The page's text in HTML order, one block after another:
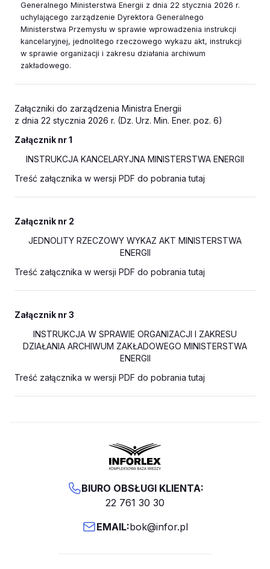
Generalnego Ministerstwa Energii z dnia 22 stycznia 2026 r.
uchylającego zarządzenie Dyrektora Generalnego
Ministerstwa Przemysłu w sprawie wprowadzenia instrukcji
kancelaryjnej, jednolitego rzeczowego wykazu akt, instrukcji
w sprawie organizacji i zakresu działania archiwum
zakładowego.
Załączniki do zarządzenia Ministra Energii
z dnia 22 stycznia 2026 r. (Dz. Urz. Min. Ener. poz. 6)
Załącznik nr 1
INSTRUKCJA KANCELARYJNA MINISTERSTWA ENERGII
Treść załącznika w wersji PDF do pobrania tutaj
Załącznik nr 2
JEDNOLITY RZECZOWY WYKAZ AKT MINISTERSTWA
ENERGII
Treść załącznika w wersji PDF do pobrania tutaj
Załącznik nr 3
INSTRUKCJA W SPRAWIE ORGANIZACJI I ZAKRESU
DZIAŁANIA ARCHIWUM ZAKŁADOWEGO MINISTERSTWA
ENERGII
Treść załącznika w wersji PDF do pobrania tutaj
BIURO OBSŁUGI KLIENTA:
22 761 30 30
EMAIL:bok@infor.pl